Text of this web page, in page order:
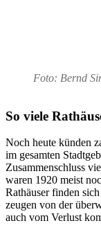
Foto: Bernd
So viele
Noch heute künden
im gesamten
Zusammenschluss
waren 1920 meist
Rathäuser finden
zeugen von der
auch vom Verlust